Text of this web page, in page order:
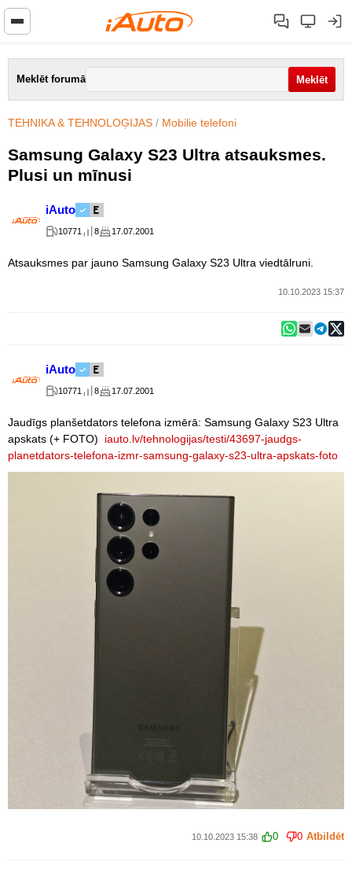
Meklēt forumā
TEHNIKA & TEHNOLOĢIJAS / Mobilie telefoni
Samsung Galaxy S23 Ultra atsauksmes.
Plusi un mīnusi
iAuto
10771 8 17.07.2001
Atsauksmes par jauno Samsung Galaxy S23 Ultra viedtālruni.
10.10.2023 15:37
iAuto
10771 8 17.07.2001
Jaudīgs planšetdators telefona izmērā: Samsung Galaxy S23 Ultra
apskats (+ FOTO) iauto.lv/tehnologijas/testi/43697-jaudgs-
planetdators-telefona-izmr-samsung-galaxy-s23-ultra-apskats-foto
10.10.2023 15:38 0 0 Atbildēt